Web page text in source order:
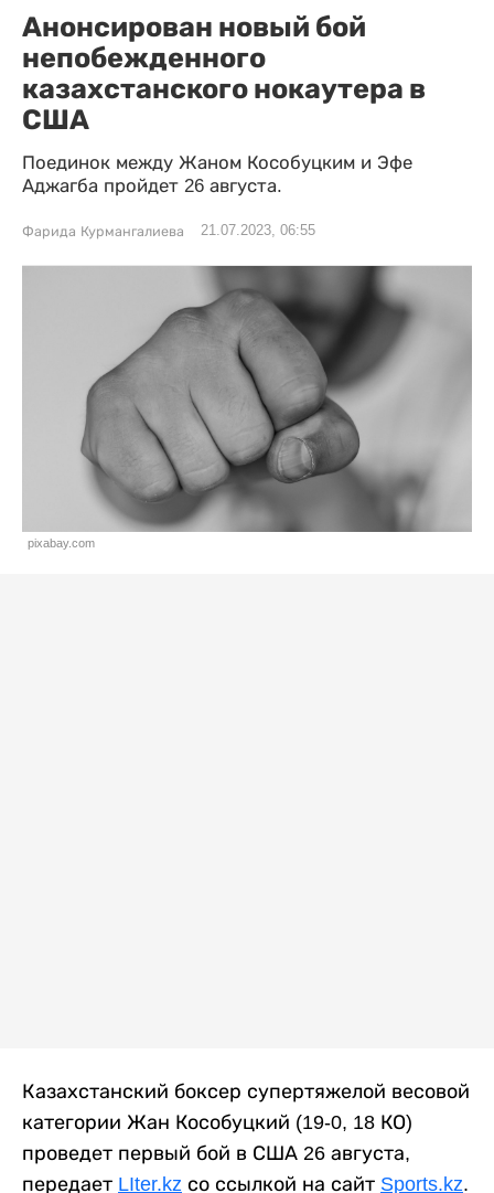
Анонсирован новый бой
непобежденного
казахстанского нокаутера в
США
Поединок между Жаном Кособуцким и Эфе
Аджагба пройдет 26 августа.
Фарида Курмангалиева 21.07.2023, 06:55
pixabay.com
Казахстанский боксер супертяжелой весовой
категории Жан Кособуцкий (19-0, 18 КО)
проведет первый бой в США 26 августа,
передает LIter.kz со ссылкой на сайт Sports.kz.